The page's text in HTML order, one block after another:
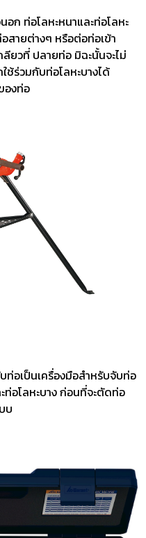
อก ท่อโลหะหนาและท่อโลหะ
สายต่างๆ หรือต่อท่อเข้า
ยวที่ ปลายท่อ มิฉะนั้นจะไม่
ช้ร่วมกับท่อโลหะบางได้
องท่อ
อเป็นเครื่องมือสำหรับจับท่อ
ท่อโลหะบาง ก่อนที่จะตัดท่อ
บ